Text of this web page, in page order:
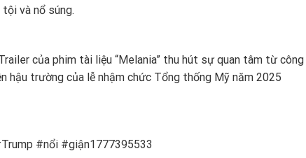
và nổ súng.
của phim tài liệu “Melania” thu hút sự quan tâm từ công
hậu trường của lễ nhậm chức Tổng thống Mỹ năm 2025
#nổi #giận1777395533